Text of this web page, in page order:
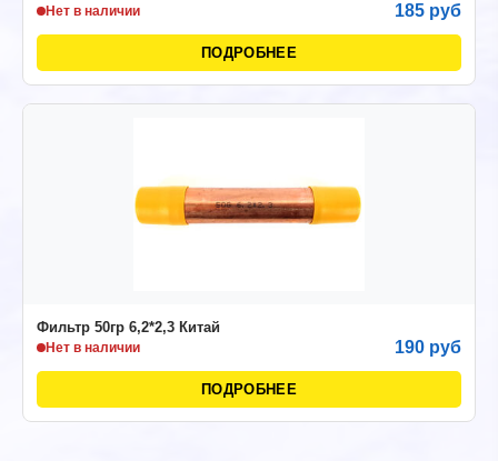
Нет в наличии 185 руб
ПОДРОБНЕЕ
Фильтр 50гр 6,2*2,3 Китай
Нет в наличии 190 руб
ПОДРОБНЕЕ